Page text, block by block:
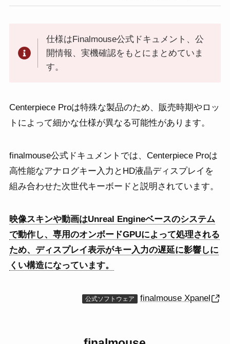
仕様はFinalmouse公式ドキュメント、公
開情報、実機確認をもとにまとめていま
す。
Centerpiece Proは特殊な製品のため、販売時期やロッ
トによって細かな仕様が異なる可能性があります。
finalmouse公式ドキュメントでは、Centerpiece Proは
高性能なアナログキー入力とHD液晶ディスプレイを
組み合わせた次世代キーボードと説明されています。
映像スキンや動画はUnreal Engineベースのシステム
で動作し、専用のオンボードGPUによって処理される
ため、ディスプレイ表示がキー入力の遅延に影響しに
くい構造になっています。
公式ソフトウェア finalmouse Xpanel